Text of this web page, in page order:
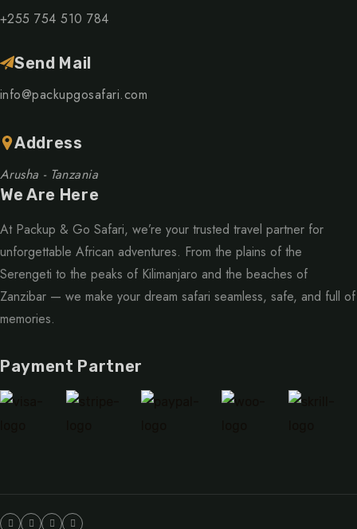
+255 754 510 784
Send Mail
info@packupgosafari.com
Address
Arusha - Tanzania
We Are Here
At Packup & Go Safari, we’re your trusted travel partner for
unforgettable African adventures. From the plains of the
Serengeti to the peaks of Kilimanjaro and the beaches of
Zanzibar — we make your dream safari seamless, safe, and full of
memories.
Payment Partner